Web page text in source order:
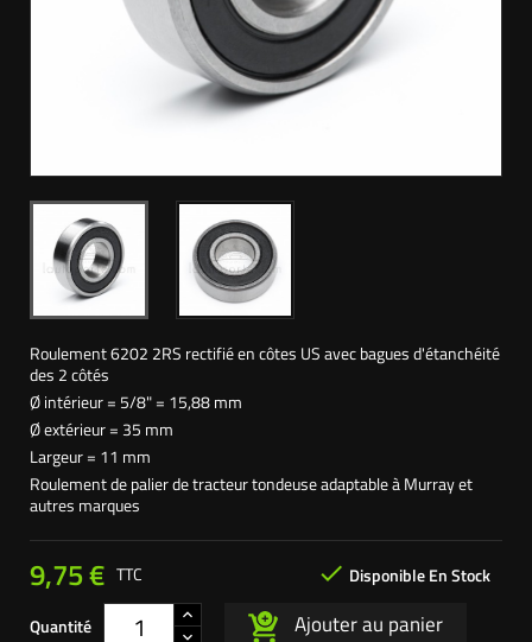
Roulement 6202 2RS rectifié en côtes US avec bagues d'étanchéité
des 2 côtés
Ø intérieur = 5/8" = 15,88 mm
Ø extérieur = 35 mm
Largeur = 11 mm
Roulement de palier de tracteur tondeuse adaptable à Murray et
autres marques
9,75 €  Disponible En Stock
TTC
Quantité Ajouter au panier